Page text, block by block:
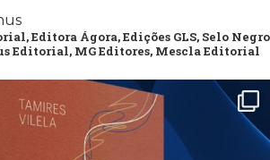
Editora Ágora, Edições GLS, Selo Negro
Editorial, MG Editores, Mescla Editorial